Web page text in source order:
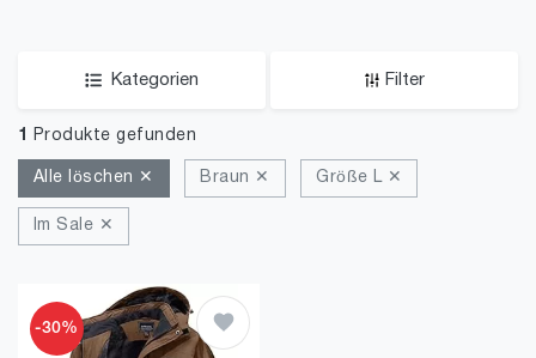
Kategorien Filter
1 Produkte gefunden
Alle löschen ✕ Braun ✕ Größe L ✕
Im Sale ✕
-30%